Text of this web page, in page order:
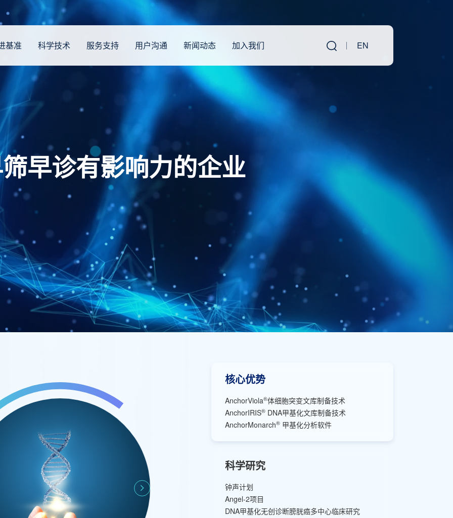
基准 科学技术 服务支持 用户沟通 新闻动态 加入我们 EN
早诊有影响力的企业
福千家万户
核心优势
AnchorViola®体细胞突变文库制备技术
AnchorIRIS® DNA甲基化文库制备技术
AnchorMonarch® 甲基化分析软件
科学研究
钟声计划
Angel-2项目
DNA甲基化无创诊断膀胱癌多中心临床研究